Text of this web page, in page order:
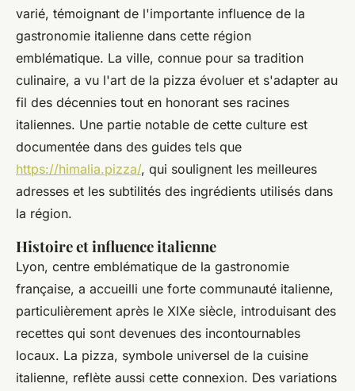
varié, témoignant de l'importante influence de la
gastronomie italienne dans cette région
emblématique. La ville, connue pour sa tradition
culinaire, a vu l'art de la pizza évoluer et s'adapter au
fil des décennies tout en honorant ses racines
italiennes. Une partie notable de cette culture est
documentée dans des guides tels que
https://himalia.pizza/, qui soulignent les meilleures
adresses et les subtilités des ingrédients utilisés dans
la région.
Histoire et influence italienne
Lyon, centre emblématique de la gastronomie
française, a accueilli une forte communauté italienne,
particulièrement après le XIXe siècle, introduisant des
recettes qui sont devenues des incontournables
locaux. La pizza, symbole universel de la cuisine
italienne, reflète aussi cette connexion. Des variations